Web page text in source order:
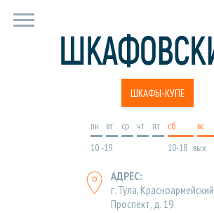
ШКАФЫ-КУПЕ
пн вт ср чт
пт
10 -19
cб
вс
10-18 вых
АДРЕС:
г. Тула, Красноармейский
Проспект, д. 19